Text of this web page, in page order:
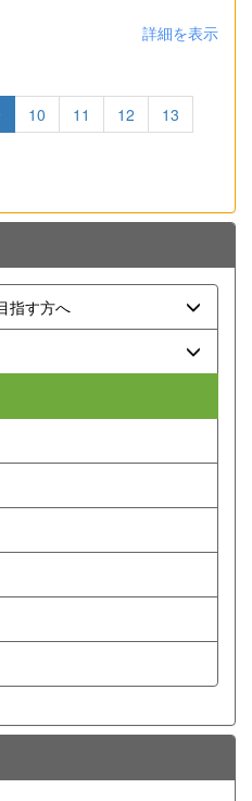
詳細を表示
10 11 12
13
指す方へ